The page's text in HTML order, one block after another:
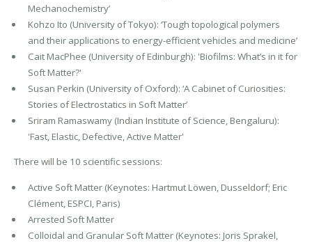
Mechanochemistry’
Kohzo Ito (University of Tokyo): ‘Tough topological polymers
and their applications to energy-efficient vehicles and medicine’
Cait MacPhee (University of Edinburgh): 'Biofilms: What’s in it for
Soft Matter?'
Susan Perkin (University of Oxford): ‘A Cabinet of Curiosities:
Stories of Electrostatics in Soft Matter’
Sriram Ramaswamy (Indian Institute of Science, Bengaluru):
'Fast, Elastic, Defective, Active Matter'
There will be 10 scientific sessions:
Active Soft Matter (Keynotes: Hartmut Löwen, Dusseldorf; Eric
Clément, ESPCI, Paris)
Arrested Soft Matter
Colloidal and Granular Soft Matter (Keynotes: Joris Sprakel,